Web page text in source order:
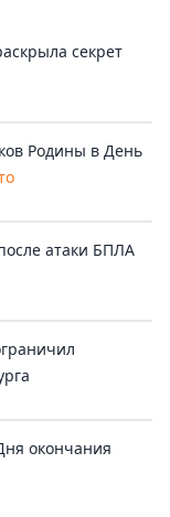
секрет
Родины в День
атаки БПЛА
окончания